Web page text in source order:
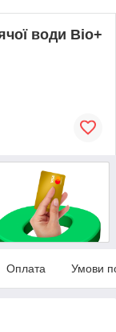
води Віо+
Оплата Умови